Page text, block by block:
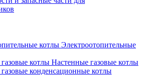
Электроотопительные
Настенные газовые котлы